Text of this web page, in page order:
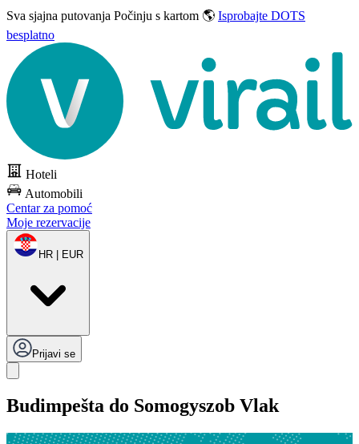
Sva sjajna putovanja Počinju s kartom 🌎 Isprobajte DOTS
besplatno
Hoteli
Automobili
Centar za pomoć
Moje rezervacije
HR | EUR
Prijavi se
Budimpešta do Somogyszob Vlak